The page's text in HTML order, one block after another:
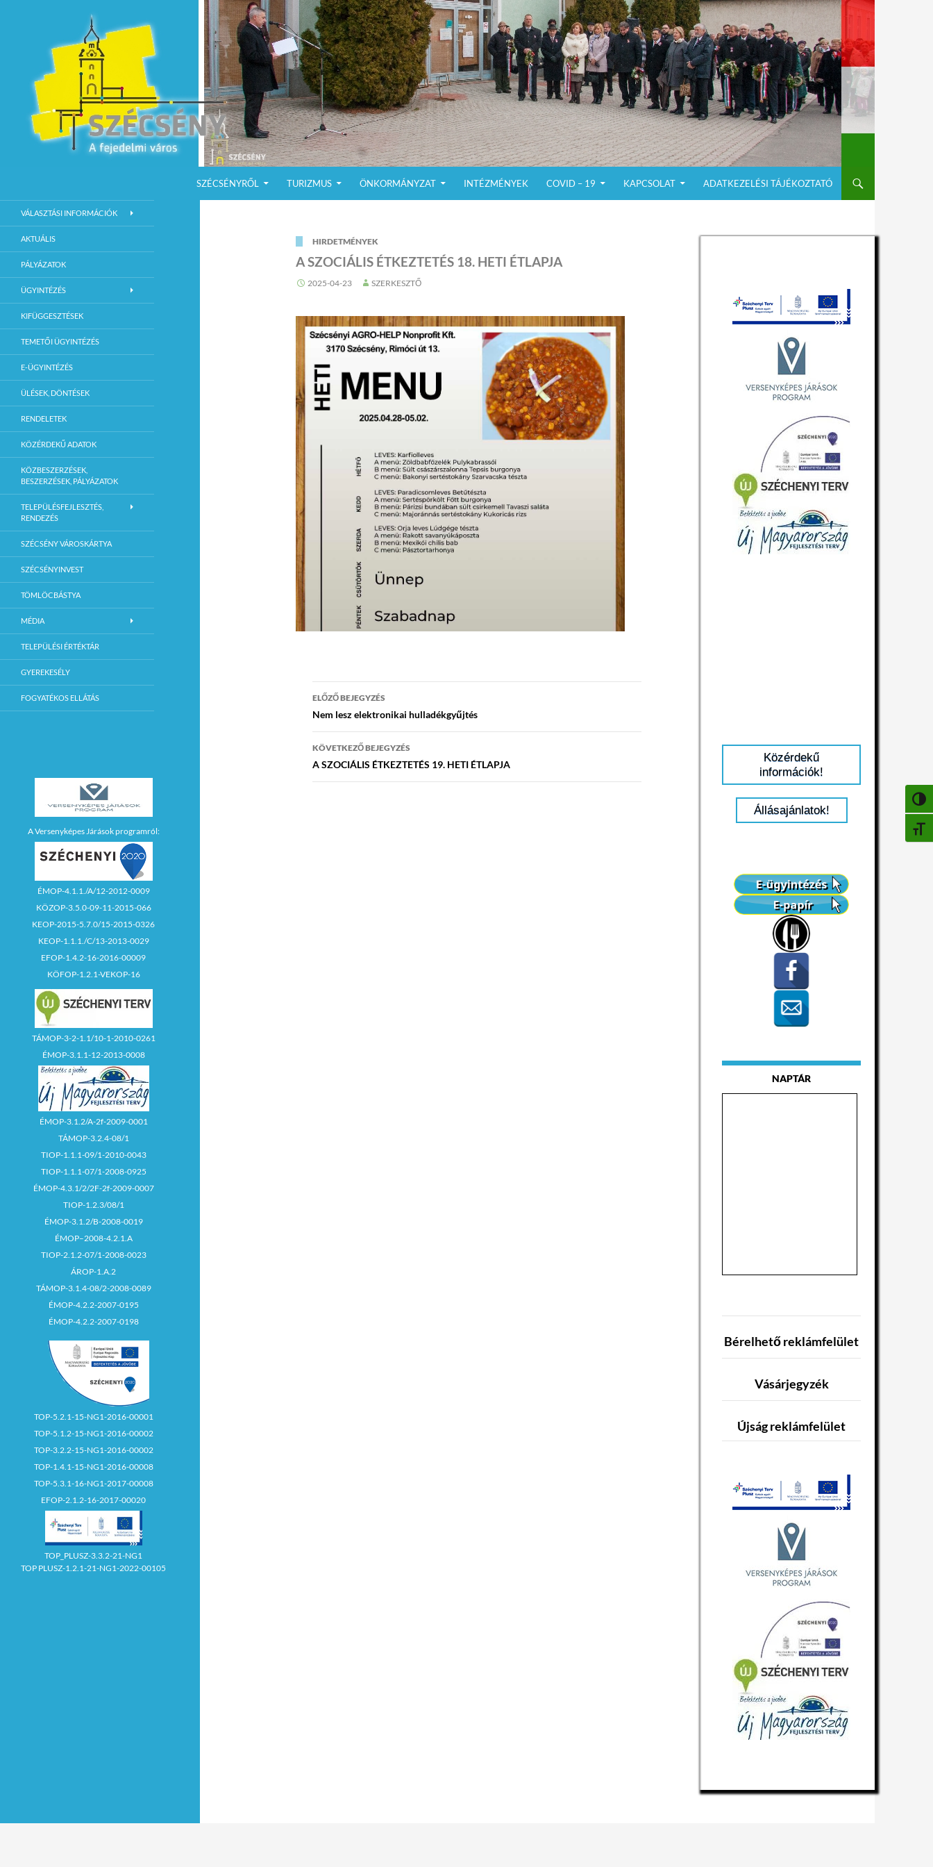
SZÉCSÉNYRŐL
TURIZMUS ÖNKORMÁNYZAT INTÉZMÉNYEK COVID – 19 KAPCSOLAT ADATKEZELÉSI TÁJÉKOZTATÓ
HIRDETMÉNYEK
A SZOCIÁLIS ÉTKEZTETÉS 18. HETI ÉTLAPJA
2025-04-23 SZERKESZTŐ
Bejegyzés
navigáció
ELŐZŐ BEJEGYZÉS
Nem lesz elektronikai hulladékgyűjtés
KÖVETKEZŐ BEJEGYZÉS
A SZOCIÁLIS ÉTKEZTETÉS 19. HETI ÉTLAPJA
Közérdekű
információk!
Állásajánlatok!
NAPTÁR
Bérelhető reklámfelület
Vásárjegyzék
Újság reklámfelület
Szécsény Város Hivatalos Weboldala
VÁLASZTÁSI INFORMÁCIÓK
AKTUÁLIS
PÁLYÁZATOK
ÜGYINTÉZÉS
KIFÜGGESZTÉSEK
TEMETŐI ÜGYINTÉZÉS
E-ÜGYINTÉZÉS
ÜLÉSEK, DÖNTÉSEK
RENDELETEK
KÖZÉRDEKŰ ADATOK
KÖZBESZERZÉSEK,
BESZERZÉSEK, PÁLYÁZATOK
TELEPÜLÉSFEJLESZTÉS,
RENDEZÉS
SZÉCSÉNY VÁROSKÁRTYA
SZÉCSÉNYINVEST
TÖMLÖCBÁSTYA
MÉDIA
TELEPÜLÉSI ÉRTÉKTÁR
GYEREKESÉLY
FOGYATÉKOS ELLÁTÁS
A Versenyképes Járások programról:
ÉMOP-4.1.1./A/12-2012-0009
KÖZOP-3.5.0-09-11-2015-066
KEOP-2015-5.7.0/15-2015-0326
KEOP-1.1.1./C/13-2013-0029
EFOP-1.4.2-16-2016-00009
KÖFOP-1.2.1-VEKOP-16
TÁMOP-3-2-1.1/10-1-2010-0261
ÉMOP-3.1.1-12-2013-0008
ÉMOP-3.1.2/A-2f-2009-0001
TÁMOP-3.2.4-08/1
TIOP-1.1.1-09/1-2010-0043
TIOP-1.1.1-07/1-2008-0925
ÉMOP-4.3.1/2/2F-2f-2009-0007
TIOP-1.2.3/08/1
ÉMOP-3.1.2/B-2008-0019
ÉMOP–2008-4.2.1.A
TIOP-2.1.2-07/1-2008-0023
ÁROP-1.A.2
TÁMOP-3.1.4-08/2-2008-0089
ÉMOP-4.2.2-2007-0195
ÉMOP-4.2.2-2007-0198
TOP-5.2.1-15-NG1-2016-00001
TOP-5.1.2-15-NG1-2016-00002
TOP-3.2.2-15-NG1-2016-00002
TOP-1.4.1-15-NG1-2016-00008
TOP-5.3.1-16-NG1-2017-00008
EFOP-2.1.2-16-2017-00020
TOP_PLUSZ-3.3.2-21-NG1
TOP PLUSZ-1.2.1-21-NG1-2022-00105